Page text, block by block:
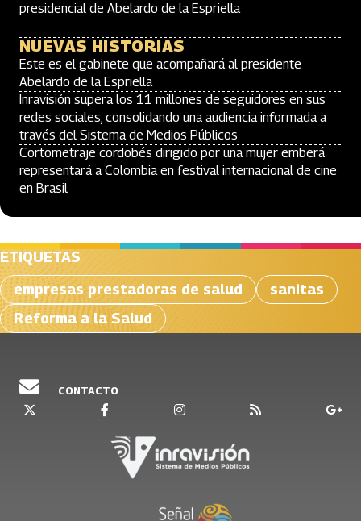
presidencial de Abelardo de la Espriella
NUEVAS HISTORIAS
Este es el gabinete que acompañará al presidente
Abelardo de la Espriella
Inravisión supera los 11 millones de seguidores en sus
redes sociales, consolidando una audiencia informada a
través del Sistema de Medios Públicos
Cortometraje cordobés dirigido por una mujer emberá
representará a Colombia en festival internacional de cine
en Brasil
ETIQUETAS
empresas prestadoras de salud
sanitas
Reforma a la Salud
CONTACTO